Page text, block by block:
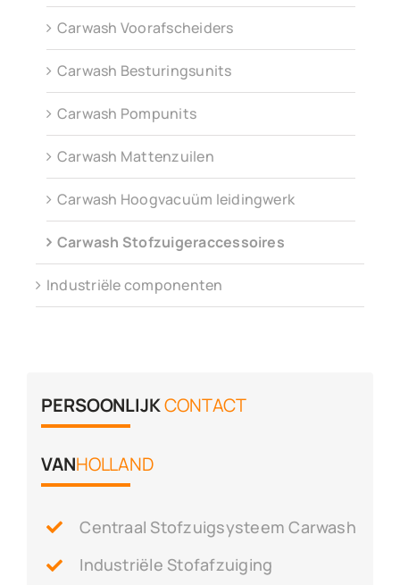
Carwash Voorafscheiders
Carwash Besturingsunits
Carwash Pompunits
Carwash Mattenzuilen
Carwash Hoogvacuüm leidingwerk
Carwash Stofzuigeraccessoires
Industriële componenten
PERSOONLIJKCONTACT
VANHOLLAND
Centraal Stofzuigsysteem Carwash
Industriële Stofafzuiging